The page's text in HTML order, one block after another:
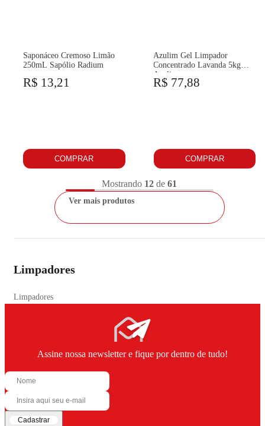
Saponáceo Cremoso Limão
250mL Sapólio Radium
R$ 13,21
COMPRAR
Azulim Gel Limpador
Concentrado Lavanda 5kg
Azulim
R$ 77,88
COMPRAR
Mostrando 12 de 61
Ver mais produtos
Limpadores
Limpadores
Assine nossa newsletter e fique por dentro de tudo!
Cadastrar